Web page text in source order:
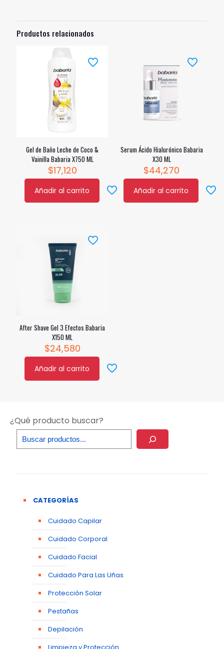
Productos relacionados
Gel de Baño Leche de Coco &
Vainilla Babaria X750 ML
$17,120
Añadir al carrito
Serum Ácido Hialurónico Babaria
X30 ML
$44,270
Añadir al carrito
After Shave Gel 3 Efectos Babaria
X150 ML
$24,580
Añadir al carrito
¿Qué producto buscar?
CATEGORÍAS
Cuidado Capilar
Cuidado Corporal
Cuidado Facial
Cuidado Para Las Uñas
Protección Solar
Pestañas
Depilación